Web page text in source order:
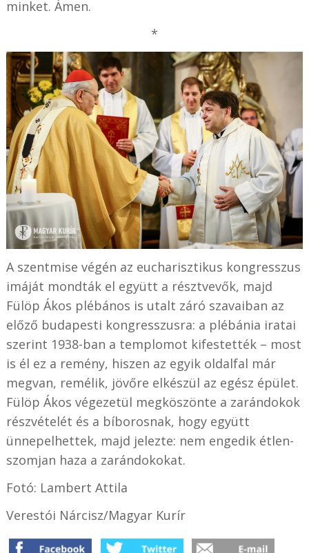
minket. Ámen.
*
A szentmise végén az eucharisztikus kongresszus
imáját mondták el együtt a résztvevők, majd
Fülöp Ákos plébános is utalt záró szavaiban az
előző budapesti kongresszusra: a plébánia iratai
szerint 1938-ban a templomot kifestették – most
is él ez a remény, hiszen az egyik oldalfal már
megvan, remélik, jövőre elkészül az egész épület.
Fülöp Ákos végezetül megköszönte a zarándokok
részvételét és a bíborosnak, hogy együtt
ünnepelhettek, majd jelezte: nem engedik étlen-
szomjan haza a zarándokokat.
Fotó: Lambert Attila
Verestói Nárcisz/Magyar Kurír